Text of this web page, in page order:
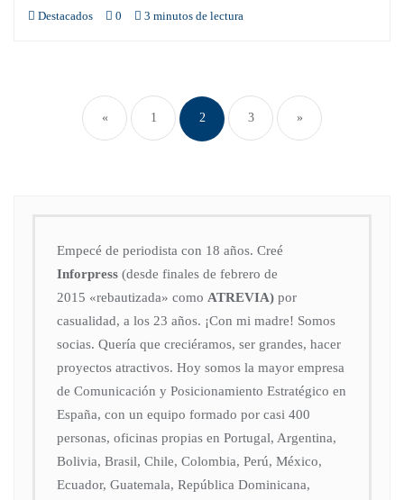
Destacados 0 3 minutos de lectura
« 1 2 3 »
Empecé de periodista con 18 años. Creé
Inforpress (desde finales de febrero de
2015 «rebautizada» como ATREVIA) por
casualidad, a los 23 años. ¡Con mi madre! Somos
socias. Quería que creciéramos, ser grandes, hacer
proyectos atractivos. Hoy somos la mayor empresa
de Comunicación y Posicionamiento Estratégico en
España, con un equipo formado por casi 400
personas, oficinas propias en Portugal, Argentina,
Bolivia, Brasil, Chile, Colombia, Perú, México,
Ecuador, Guatemala, República Dominicana,